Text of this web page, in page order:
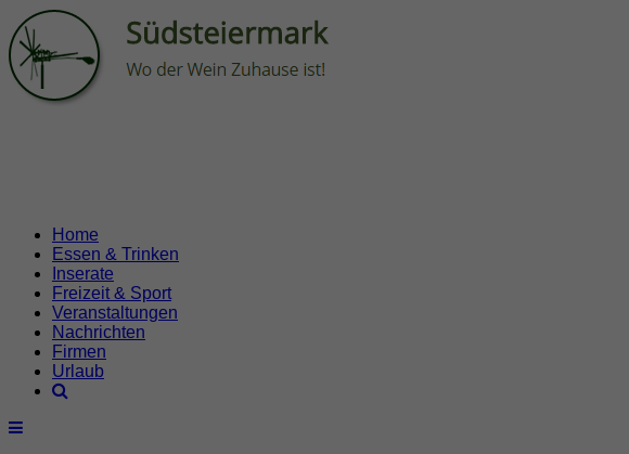
Home
Essen & Trinken
Inserate
Freizeit & Sport
Veranstaltungen
Nachrichten
Firmen
Urlaub